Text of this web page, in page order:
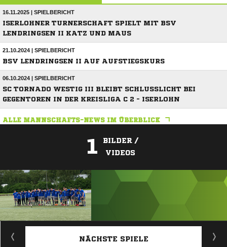
16.11.2025 | SPIELBERICHT
ISERLOHNER TURNERSCHAFT SPIELT MIT BSV
LENDRINGSEN II KATZ UND MAUS
21.10.2024 | SPIELBERICHT
BSV LENDRINGSEN II AUF AUFSTIEGSKURS
06.10.2024 | SPIELBERICHT
SC TORNADO WESTIG III BLEIBT SCHLUSSLICHT BEI
GEGENTOREN IN DER KREISLIGA C 2 - ISERLOHN
ALLE MANNSCHAFTS-NEWS IM ÜBERBLICK
1
BILDER /
VIDEOS
ANZEIGE
NÄCHSTE SPIELE